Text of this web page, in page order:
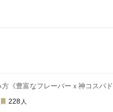
《豊富なフレーバーｘ神コスパド
228 人